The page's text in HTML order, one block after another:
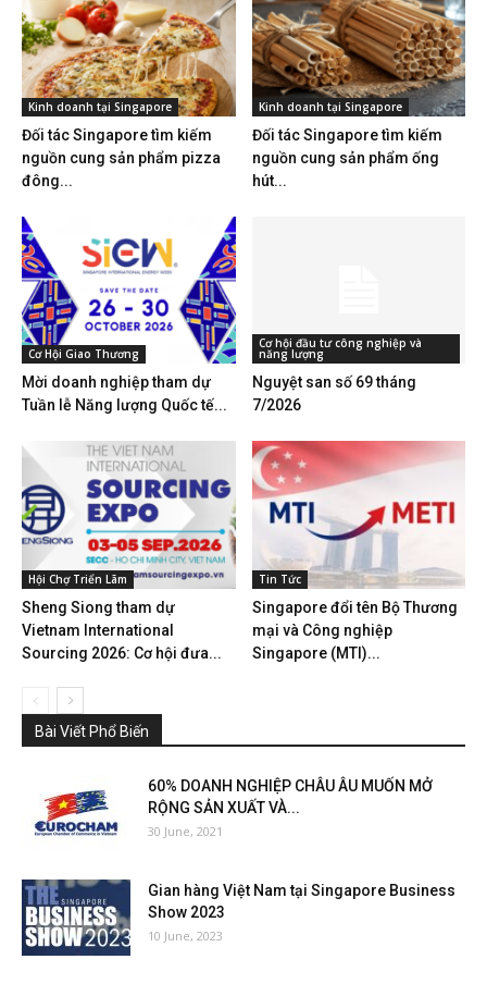
Kinh doanh tại Singapore
Đối tác Singapore tìm kiếm
nguồn cung sản phẩm pizza
đông...
Kinh doanh tại Singapore
Đối tác Singapore tìm kiếm
nguồn cung sản phẩm ống
hút...
Cơ Hội Giao Thương
Mời doanh nghiệp tham dự
Tuần lễ Năng lượng Quốc tế...
Cơ hội đầu tư công nghiệp và
năng lượng
Nguyệt san số 69 tháng
7/2026
Hội Chợ Triển Lãm
Sheng Siong tham dự
Vietnam International
Sourcing 2026: Cơ hội đưa...
Tin Tức
Singapore đổi tên Bộ Thương
mại và Công nghiệp
Singapore (MTI)...
Bài Viết Phổ Biến
60% DOANH NGHIỆP CHÂU ÂU MUỐN MỞ
RỘNG SẢN XUẤT VÀ...
30 June, 2021
Gian hàng Việt Nam tại Singapore Business
Show 2023
10 June, 2023